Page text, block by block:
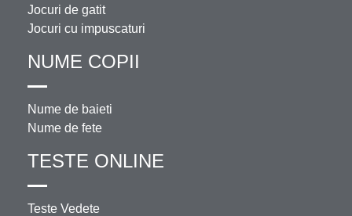
Jocuri de gatit
Jocuri cu impuscaturi
NUME COPII
Nume de baieti
Nume de fete
TESTE ONLINE
Teste Vedete